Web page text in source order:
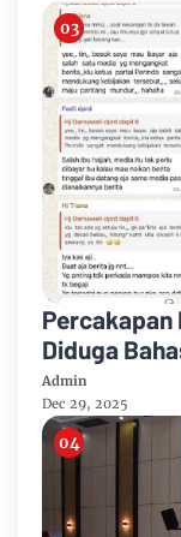
Percakapan
Diduga
Dukung
Admin
Dec 29, 2025